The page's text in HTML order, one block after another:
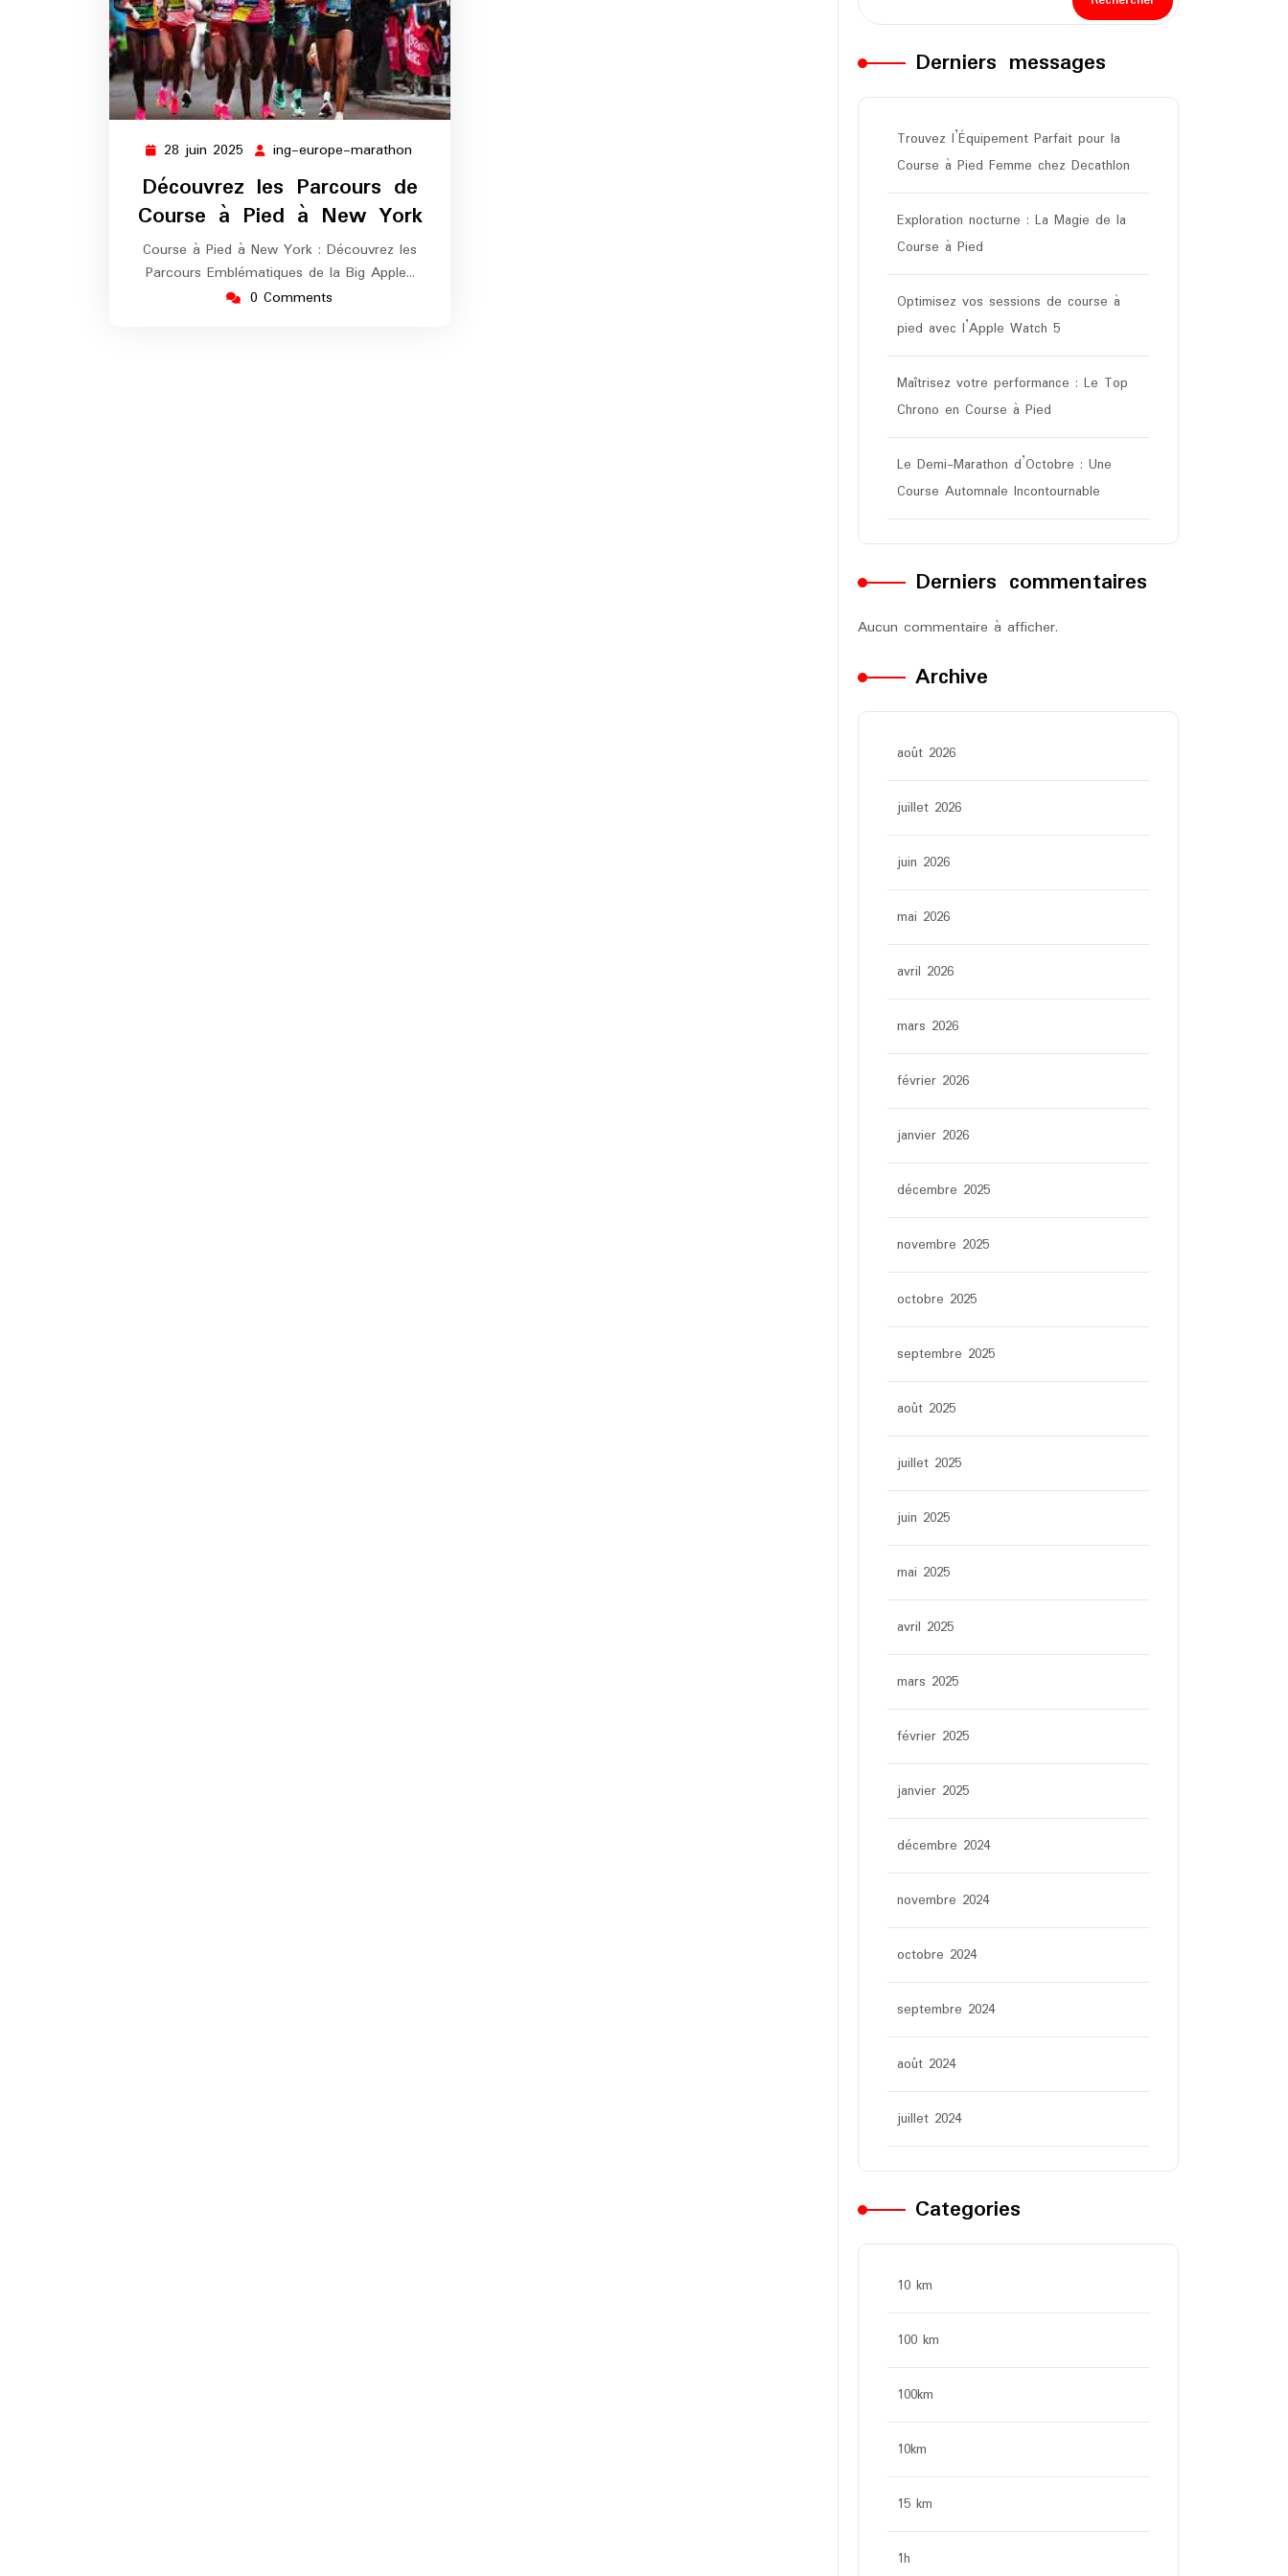
28 juin 2025 28
juin
2025
ing-europe-marathon
marathon
Découvrez les Parcours de
Course à Pied à New York
Course à Pied à New York : Découvrez les
Parcours Emblématiques de la Big Apple…
0 Comments
Derniers messages
Trouvez l’Équipement Parfait pour la
Course à Pied Femme chez Decathlon
Exploration nocturne : La Magie de la
Course à Pied
Optimisez vos sessions de course à
pied avec l’Apple Watch 5
Maîtrisez votre performance : Le Top
Chrono en Course à Pied
Le Demi-Marathon d’Octobre : Une
Course Automnale Incontournable
Derniers commentaires
Aucun commentaire à afficher.
Archive
août 2026
juillet 2026
juin 2026
mai 2026
avril 2026
mars 2026
février 2026
janvier 2026
décembre 2025
novembre 2025
octobre 2025
septembre 2025
août 2025
juillet 2025
juin 2025
mai 2025
avril 2025
mars 2025
février 2025
janvier 2025
décembre 2024
novembre 2024
octobre 2024
septembre 2024
août 2024
juillet 2024
Categories
10 km
100 km
100km
10km
15 km
1h